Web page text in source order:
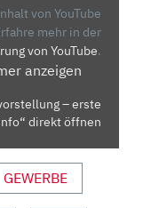
von YouTube
mehr in der
von YouTube.
anzeigen
– erste
direkt öffnen
GEWERBE